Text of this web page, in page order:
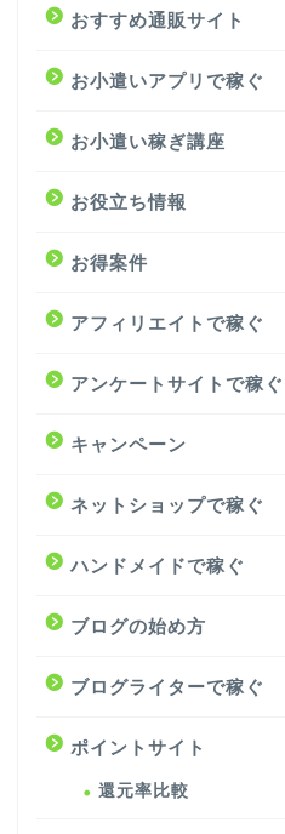
おすすめ通販サイト
お小遣いアプリで稼ぐ
お小遣い稼ぎ講座
お役立ち情報
お得案件
アフィリエイトで稼ぐ
アンケートサイトで稼ぐ
キャンペーン
ネットショップで稼ぐ
ハンドメイドで稼ぐ
ブログの始め方
ブログライターで稼ぐ
ポイントサイト
還元率比較